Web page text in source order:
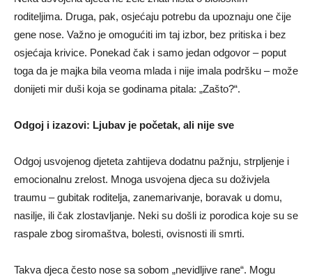
roditeljima. Druga, pak, osjećaju potrebu da upoznaju one čije
gene nose. Važno je omogućiti im taj izbor, bez pritiska i bez
osjećaja krivice. Ponekad čak i samo jedan odgovor – poput
toga da je majka bila veoma mlada i nije imala podršku – može
donijeti mir duši koja se godinama pitala: „Zašto?“.
Odgoj i izazovi: Ljubav je početak, ali nije sve
Odgoj usvojenog djeteta zahtijeva dodatnu pažnju, strpljenje i
emocionalnu zrelost. Mnoga usvojena djeca su doživjela
traumu – gubitak roditelja, zanemarivanje, boravak u domu,
nasilje, ili čak zlostavljanje. Neki su došli iz porodica koje su se
raspale zbog siromaštva, bolesti, ovisnosti ili smrti.
Takva djeca često nose sa sobom „nevidljive rane“. Mogu